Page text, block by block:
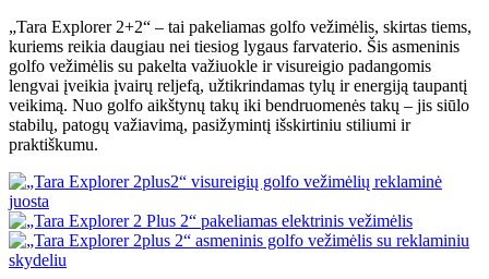
„Tara Explorer 2+2“ – tai pakeliamas golfo vežimėlis, skirtas tiems,
kuriems reikia daugiau nei tiesiog lygaus farvaterio. Šis asmeninis
golfo vežimėlis su pakelta važiuokle ir visureigio padangomis
lengvai įveikia įvairų reljefą, užtikrindamas tylų ir energiją taupantį
veikimą. Nuo golfo aikštynų takų iki bendruomenės takų – jis siūlo
stabilų, patogų važiavimą, pasižymintį išskirtiniu stiliumi ir
praktiškumu.